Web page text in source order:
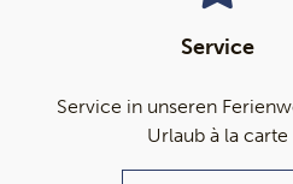
Service
Service in unseren
Urlaub à la carte